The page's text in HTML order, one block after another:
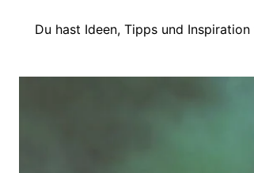
Du hast Ideen, Tipps und